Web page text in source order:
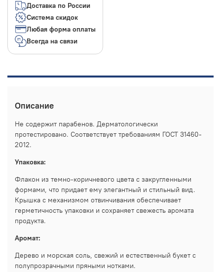
Доставка по России
Система скидок
Любая форма оплаты
Всегда на связи
Описание
Не содержит парабенов. Дерматологически
протестировано. Соответствует требованиям ГОСТ 31460-
2012.
Упаковка:
Флакон из темно-коричневого цвета с закругленными
формами, что придает ему элегантный и стильный вид.
Крышка с механизмом отвинчивания обеспечивает
герметичность упаковки и сохраняет свежесть аромата
продукта.
Аромат:
Дерево и морская соль, свежий и естественный букет с
полупрозрачными пряными нотками.